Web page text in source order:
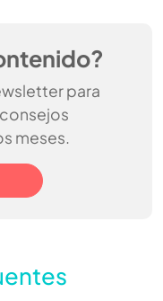
para
meses.